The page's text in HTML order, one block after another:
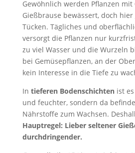
Gewöhnlich werden Pflanzen
Gießbrause bewässert, doch
Tücken. Tägliches und
versorgt die Pflanzen nur
zu viel Wasser und die Wurzeln
bei Gemüsepflanzen, an der
kein Interesse in die Tiefe zu
In tieferen Bodenschichtenist
und feuchter, sondern da
Nährstoffe zum Wachsen.
Hauptregel: Lieber seltener
durchdringender.